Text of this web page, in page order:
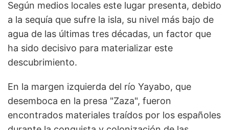
Según medios locales este lugar presenta, debido
a la sequía que sufre la isla, su nivel más bajo de
agua de las últimas tres décadas, un factor que
ha sido decisivo para materializar este
descubrimiento.
En la margen izquierda del río Yayabo, que
desemboca en la presa "Zaza", fueron
encontrados materiales traídos por los españoles